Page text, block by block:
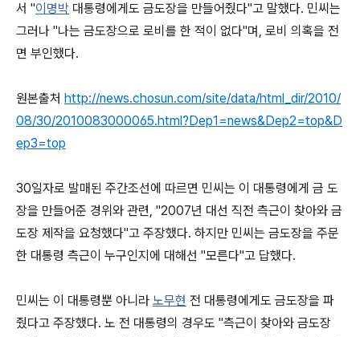
서 "이명박 대통령에게도 금도장을 만들어줬다"고 말했다. 민씨는
그러나 "나는 금도장으로 로비를 한 적이 없다"며, 로비 의혹을 전
면 부인했다.
원본출처 http://news.chosun.com/site/data/html_dir/2010/
08/30/2010083000065.html?Dep1=news&Dep2=top&D
ep3=top
30일자로 발매된 주간조선에 따르면 민씨는 이 대통령에게 금 도
장을 만들어준 경위와 관련, "2007년 대선 직전 측근이 찾아와 금
도장 제작을 요청했다"고 주장했다. 하지만 민씨는 금도장을 주문
한 대통령 측근이 누구인지에 대해선 "모른다"고 답했다.
민씨는 이 대통령뿐 아니라 노무현 전 대통령에게도 금도장을 파
줬다고 주장했다. 노 전 대통령의 경우도 "측근이 찾아와 금도장